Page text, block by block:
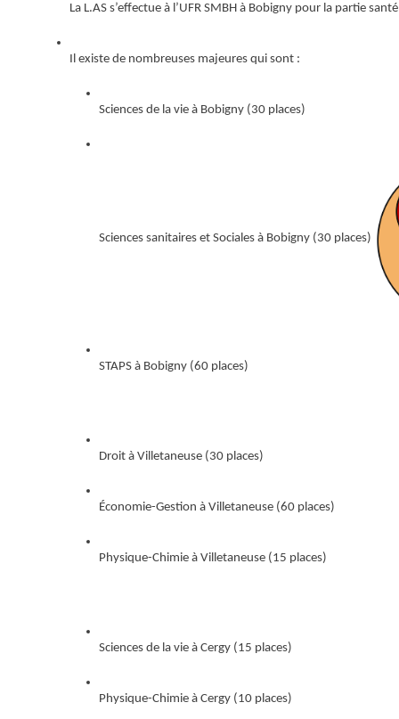
La L.AS s’effectue à l’UFR SMBH à Bobigny pour la partie
Il existe de nombreuses majeures qui sont :
Sciences de la vie à Bobigny (30 places)
Sciences sanitaires et Sociales à Bobigny (30 places)
STAPS à Bobigny (60 places)
Droit à Villetaneuse (30 places)
Économie-Gestion à Villetaneuse (60 places)
Physique-Chimie à Villetaneuse (15 places)
Sciences de la vie à Cergy (15 places)
Physique-Chimie à Cergy (10 places)